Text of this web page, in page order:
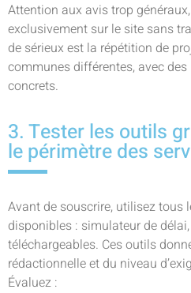
Attention aux avis trop
exclusivement sur le site sans
de sérieux est la répétition de
communes différentes, avec
concrets.
3. Tester les outils
le périmètre des
Avant de souscrire, utilisez tous
disponibles : simulateur de
téléchargeables. Ces outils
rédactionnelle et du niveau
Évaluez :